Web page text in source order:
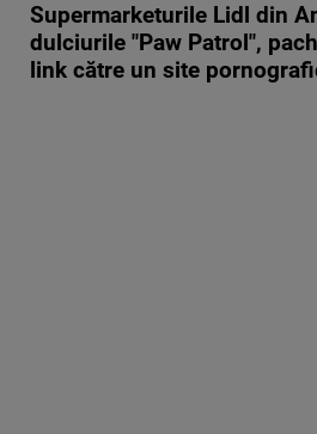
Supermarketurile Lidl din
dulciurile "Paw Patrol",
link către un site